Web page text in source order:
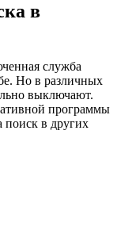
в
служба
Но в различных
выключают.
программы
поиск в других